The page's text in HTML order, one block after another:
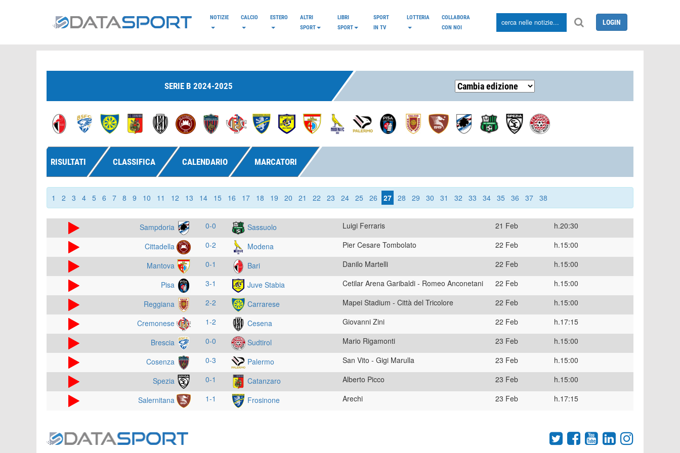
NOTIZIE CALCIO ESTERO
ALTRI
SPORT
LIBRI
SPORT
SPORT
IN TV
LOTTERIA
COLLABORA
CON NOI
LOGIN
SERIE B 2024-2025
RISULTATI CLASSIFICA CALENDARIO MARCATORI
1 2 3 4 5 6 7 8 9 10 11 12 13 14 15 16 17 18 19 20 21 22 23 24 25 26 27 28 29 30 31 32 33 34 35 36 37 38
Sampdoria 0-0 Sassuolo Luigi Ferraris 21 Feb h.20:30
Cittadella 0-2 Modena Pier Cesare Tombolato 22 Feb h.15:00
Mantova 0-1 Bari Danilo Martelli 22 Feb h.15:00
Pisa 3-1 Juve Stabia Cetilar Arena Garibaldi - Romeo Anconetani 22 Feb h.15:00
Reggiana 2-2 Carrarese Mapei Stadium - Città del Tricolore 22 Feb h.15:00
Cremonese 1-2 Cesena Giovanni Zini 22 Feb h.17:15
Brescia 0-0 Sudtirol Mario Rigamonti 23 Feb h.15:00
Cosenza 0-3 Palermo San Vito - Gigi Marulla 23 Feb h.15:00
Spezia 0-1 Catanzaro Alberto Picco 23 Feb h.15:00
Salernitana 1-1 Frosinone Arechi 23 Feb h.17:15